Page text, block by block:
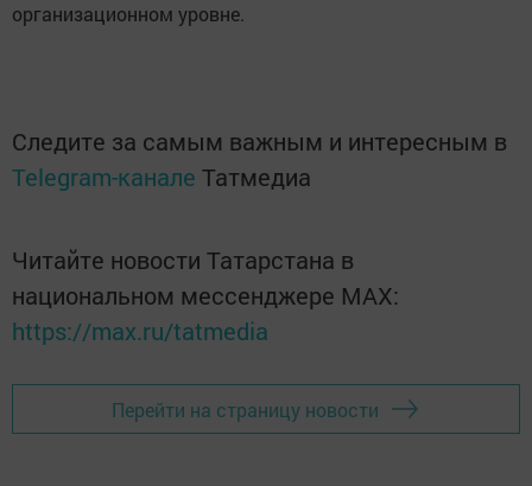
организационном уровне.
Следите за самым важным и интересным в
Telegram-канале Татмедиа
Читайте новости Татарстана в
национальном мессенджере MАХ:
https://max.ru/tatmedia
Перейти на страницу новости